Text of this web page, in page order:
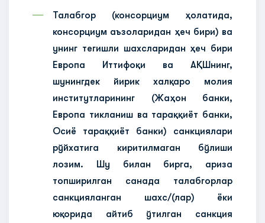
Талабгор (консорциум ҳолатида,
консорциум аъзоларидан ҳеч бири) ва
унинг тегишли шахсларидан ҳеч бири
Европа Иттифоқи ва АҚШнинг,
шунингдек йирик халқаро молия
институтларининг (Жаҳон банки,
Европа тикланиш ва тараққиёт банки,
Осиё тараққиёт банки) санкциялари
рўйхатига киритилмаган бўлиши
лозим. Шу билан бирга, ариза
топширилган санада талабгорлар
санкцияланган шахс/(лар) ёки
юқорида айтиб ўтилган санкция